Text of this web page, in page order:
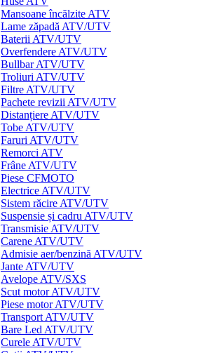
Mansoane încălzite ATV
Lame zăpadă ATV/UTV
Baterii ATV/UTV
Overfendere ATV/UTV
Bullbar ATV/UTV
Troliuri ATV/UTV
Filtre ATV/UTV
Pachete revizii ATV/UTV
Distanțiere ATV/UTV
Tobe ATV/UTV
Faruri ATV/UTV
Remorci ATV
Frâne ATV/UTV
Piese CFMOTO
Electrice ATV/UTV
Sistem răcire ATV/UTV
Suspensie și cadru ATV/UTV
Transmisie ATV/UTV
Carene ATV/UTV
Admisie aer/benzină ATV/UTV
Jante ATV/UTV
Avelope ATV/SXS
Scut motor ATV/UTV
Piese motor ATV/UTV
Transport ATV/UTV
Bare Led ATV/UTV
Curele ATV/UTV